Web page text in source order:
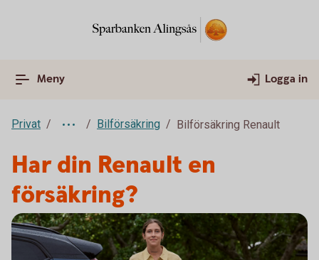
Meny Logga in
Privat Bilförsäkring Bilförsäkring Renault
Har din Renault en
försäkring?